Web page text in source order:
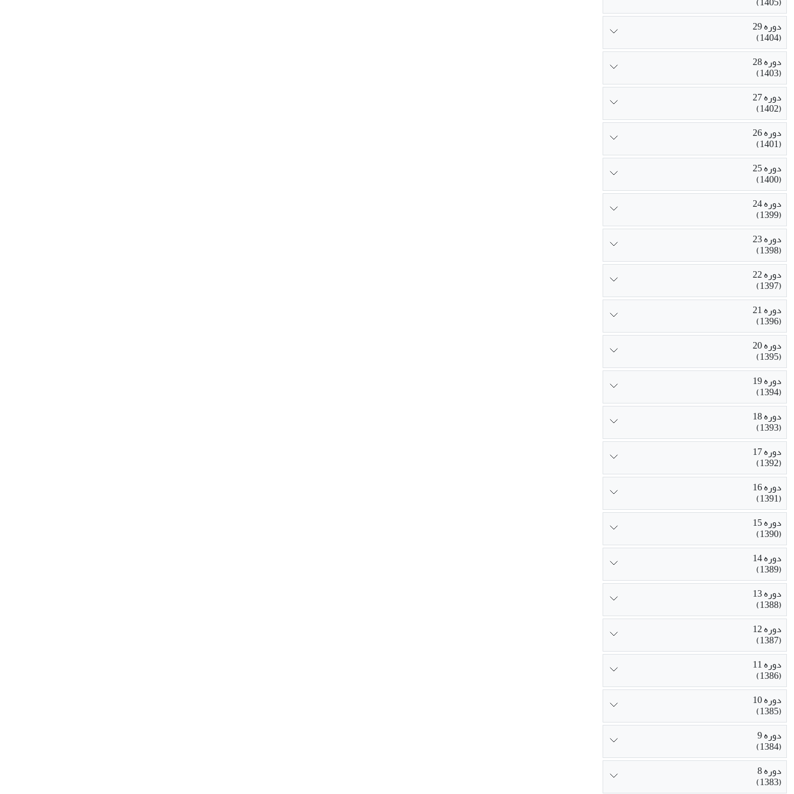
دوره 29
(1404)
دوره 28
(1403)
دوره 27
(1402)
دوره 26
(1401)
دوره 25
(1400)
دوره 24
(1399)
دوره 23
(1398)
دوره 22
(1397)
دوره 21
(1396)
دوره 20
(1395)
دوره 19
(1394)
دوره 18
(1393)
دوره 17
(1392)
دوره 16
(1391)
دوره 15
(1390)
دوره 14
(1389)
دوره 13
(1388)
دوره 12
(1387)
دوره 11
(1386)
دوره 10
(1385)
دوره 9
(1384)
دوره 8
(1383)